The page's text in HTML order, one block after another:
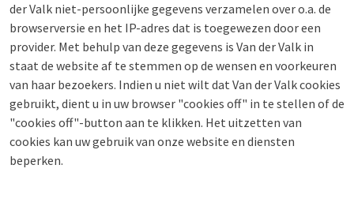
der Valk niet-persoonlijke gegevens verzamelen over o.a. de
browserversie en het IP-adres dat is toegewezen door een
provider. Met behulp van deze gegevens is Van der Valk in
staat de website af te stemmen op de wensen en voorkeuren
van haar bezoekers. Indien u niet wilt dat Van der Valk cookies
gebruikt, dient u in uw browser "cookies off" in te stellen of de
"cookies off"-button aan te klikken. Het uitzetten van
cookies kan uw gebruik van onze website en diensten
beperken.